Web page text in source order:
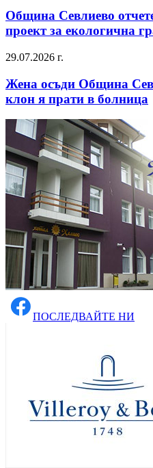
Община Севлиево
проект за екологична
29.07.2026 г.
Жена осъди Община
клон я прати в болница
ПОСЛЕДВАЙТЕ НИ